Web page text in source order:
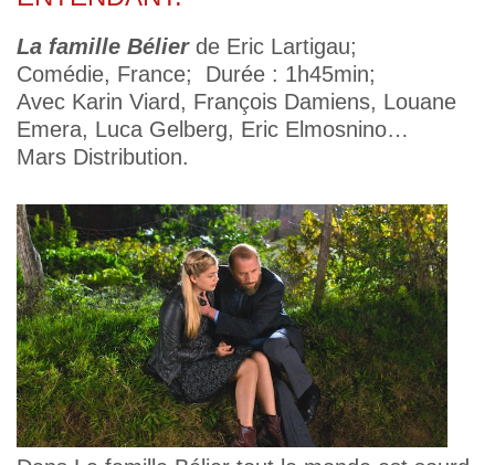
La famille Bélierde Eric Lartigau;
Comédie, France; Durée : 1h45min;
Avec Karin Viard, François Damiens, Louane
Emera, Luca Gelberg, Eric Elmosnino…
Mars Distribution.